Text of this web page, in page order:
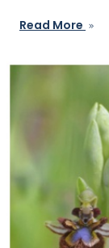
Read More